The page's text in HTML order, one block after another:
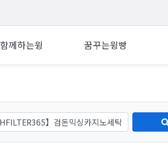
함께하는윙 꿈꾸는윙빵